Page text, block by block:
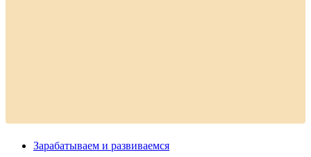
Зарабатываем и развиваемся